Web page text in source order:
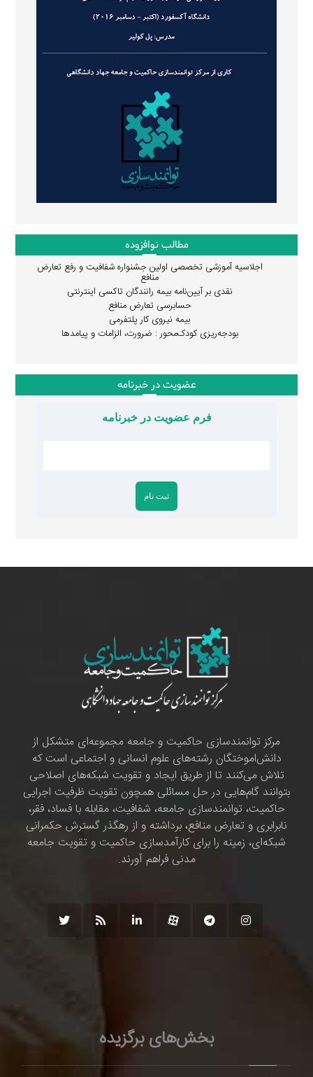
مطالب نوافزوده
اجلاسیه آموزشی تخصصی اولین جشنواره شفافیت و رفع تعارض
منافع
نقدی بر آیین‌نامه بیمه رانندگان تاکسی اینترنتی
حسابرسی تعارض منافع
بیمه نیروی کار پلتفرمی
بودجه‌ریزی کودک‌محور : ضرورت، الزامات و پیامدها
عضویت در خبرنامه
فرم عضویت در خبرنامه
مرکز توانمندسازی حاکمیت و جامعه مجموعه‌ای متشکل از
دانش‌اموختگان رشته‌های علوم انسانی و اجتماعی است که
تلاش می‌کنند تا از طریق ایجاد و تقویت شبکه‌های اصلاحی
بتوانند گام‌هایی در حل مسائلی همچون تقویت ظرفیت اجرایی
حاکمیت، توانمندسازی جامعه، شفافیت، مقابله با فساد، فقر،
نابرابری و تعارض منافع، برداشته و از رهگذر گسترش حکمرانی
شبکه‌ای، زمینه را برای کارآمدسازی حاکمیت و تقویت جامعه
مدنی فراهم آورند.
بخش‌های برگزیده